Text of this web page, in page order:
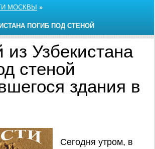
МОСКВЫ »
ПОГИБ ПОД СТЕНОЙ
В МОСКВЕ
из Узбекистана
стеной
здания в
Сегодня утром, в